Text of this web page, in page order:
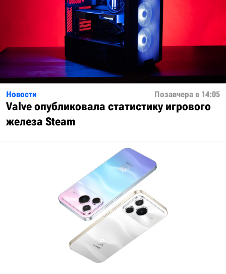
Новости Позавчера в 14:05
Valve опубликовала статистику игрового
железа Steam